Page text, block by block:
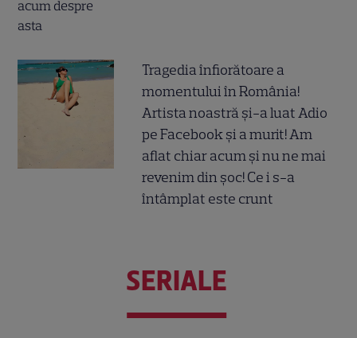
Tragedia înfiorătoare a
momentului în România!
Artista noastră și-a luat Adio
pe Facebook și a murit! Am
aflat chiar acum și nu ne mai
revenim din șoc! Ce i s-a
întâmplat este crunt
SERIALE